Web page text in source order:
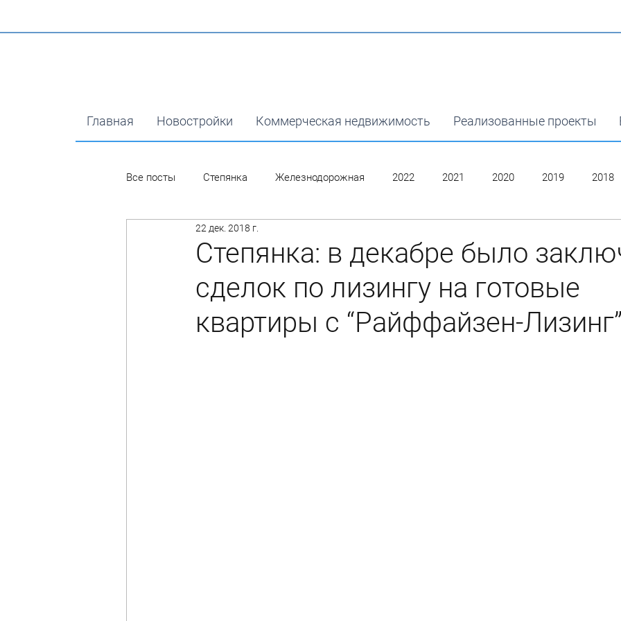
Главная Новостройки Коммерческая недвижимость Реализованные проекты
Все посты Степянка Железнодорожная 2022 2021 2020 2019 2018
Степянка: в декабре было
сделок по лизингу на готовые
квартиры с “Райффайзен-
22 дек. 2018 г.